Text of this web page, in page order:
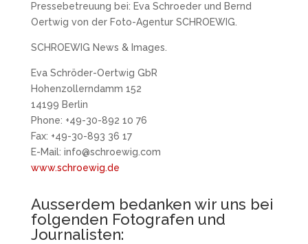
Pressebetreuung bei: Eva Schroeder und Bernd
Oertwig von der Foto-Agentur SCHROEWIG.
SCHROEWIG News & Images.
Eva Schröder-Oertwig GbR
Hohenzollerndamm 152
14199 Berlin
Phone: +49-30-892 10 76
Fax: +49-30-893 36 17
E-Mail: info@schroewig.com
www.schroewig.de
Ausserdem bedanken wir uns bei
folgenden Fotografen und
Journalisten: